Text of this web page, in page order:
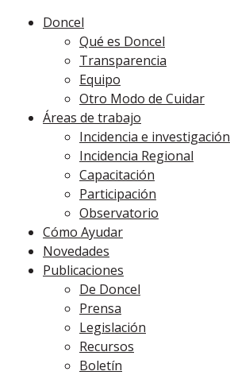
Doncel
Qué es Doncel
Transparencia
Equipo
Otro Modo de Cuidar
Áreas de trabajo
Incidencia e investigación
Incidencia Regional
Capacitación
Participación
Observatorio
Cómo Ayudar
Novedades
Publicaciones
De Doncel
Prensa
Legislación
Recursos
Boletín